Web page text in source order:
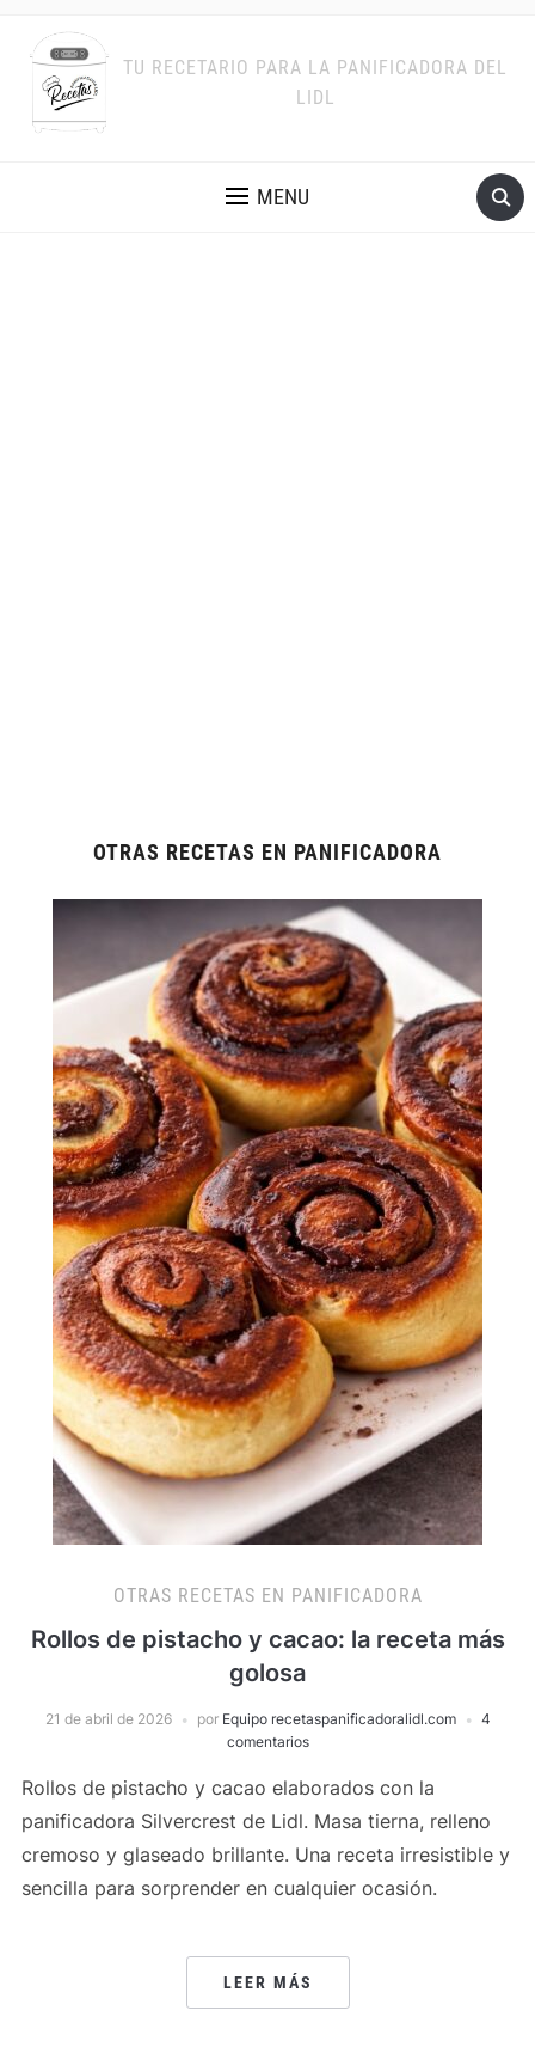
TU RECETARIO PARA LA PANIFICADORA DEL
LIDL
MENU
OTRAS RECETAS EN PANIFICADORA
OTRAS RECETAS EN PANIFICADORA
Rollos de pistacho y cacao: la receta más
golosa
21 de abril de 2026 por Equipo recetaspanificadoralidl.com
4
comentarios
Rollos de pistacho y cacao elaborados con la
panificadora Silvercrest de Lidl. Masa tierna, relleno
cremoso y glaseado brillante. Una receta irresistible y
sencilla para sorprender en cualquier ocasión.
LEER MÁS